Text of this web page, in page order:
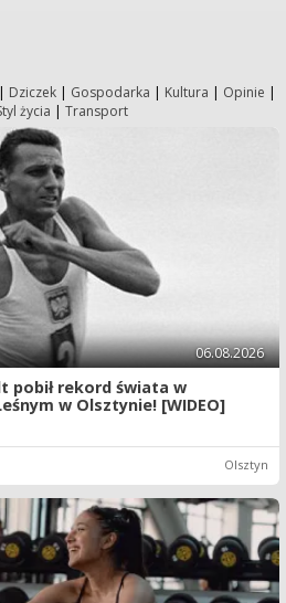
| Dziczek | Gospodarka | Kultura | Opinie |
życia | Transport
06.08.2026
pobił rekord świata w
w Olsztynie! [WIDEO]
Olsztyn